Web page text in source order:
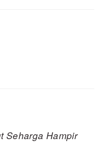
Seharga Hampir